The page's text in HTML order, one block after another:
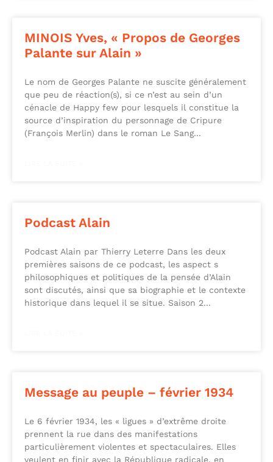
MINOIS Yves, « Propos de Georges
Palante sur Alain »
Le nom de Georges Palante ne suscite généralement
que peu de réaction(s), si ce n’est au sein d’un
cénacle de Happy few pour lesquels il constitue la
source d’inspiration du personnage de Cripure
(François Merlin) dans le roman Le Sang
Podcast Alain
Podcast Alain par Thierry Leterre Dans les deux
premières saisons de ce podcast, les aspect s
philosophiques et politiques de la pensée d’Alain
sont discutés, ainsi que sa biographie et le contexte
historique dans lequel il se situe. Saison 2
Message au peuple – février 1934
Le 6 février 1934, les « ligues » d’extrême droite
prennent la rue dans des manifestations
particulièrement violentes et spectaculaires. Elles
veulent en finir avec la République radicale, en